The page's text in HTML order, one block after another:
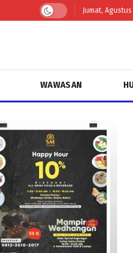
Jumat, Agustus
WAWASAN